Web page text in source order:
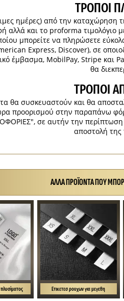
ΤΡΌΠΟΙ
ημέρες) από την καταχώρηση
αλλά και το proforma τιμολόγιο
μπορείτε να πληρώσετε
Express, Discover), σε
έμβασμα, MobilPay, Stripe και
θα
ΤΡΌΠΟΙ
θα συσκευαστούν και θα
προορισμού στην
σε αυτήν την
αποστολή της
ΆΛΛΑ ΠΡΟΪΌΝΤΑ ΠΟΥ
Ετικετεσ ρουχων για μεγεθη